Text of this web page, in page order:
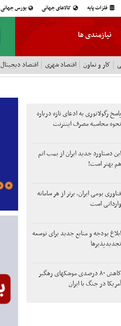
فلزات پایه کالاهای جهانی بورس جهانی
نیازمندی ها
کار و تعاون اقتصاد شهری اقتصاد دیجیتال
پاسخ رگولاتوری به ادعای تازه درباره
نحوه محاسبه مصرف اینترنت
این دستاورد جدید ایران از بمب اتم
هم بهتر است!
فناوری بومی ایران، برتر از هر سامانه
وارداتی است
ابلاغ بودجه و منابع جدید برای توسعه
تجدیدپذیرها
کاهش ۸۰ درصدی موشکهای رهگیر
آمریکا در جنگ با ایران